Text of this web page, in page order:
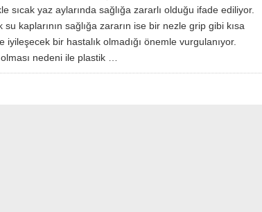
sıcak yaz aylarında sağlığa zararlı olduğu ifade ediliyor.
su kaplarının sağlığa zararın ise bir nezle grip gibi kısa
iyileşecek bir hastalık olmadığı önemle vurgulanıyor.
olması nedeni ile plastik …